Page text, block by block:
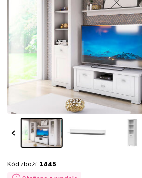
Kód zboží: 1445